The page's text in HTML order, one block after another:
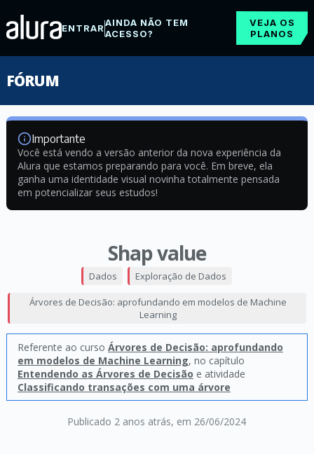
ENTRARAINDA NÃO TEM
ACESSO?
VEJA OS
PLANOS
FÓRUM
Importante
Você está vendo a versão anterior da nova experiência da
Alura que estamos preparando para você. Em breve, ela
ganha uma identidade visual novinha totalmente pensada
em potencializar seus estudos!
Shap value
Publicado 2 anos atrás, em 26/06/2024
Dados Exploração de Dados
Árvores de Decisão: aprofundando em modelos de Machine
Learning
Referente ao curso Árvores de Decisão: aprofundando
em modelos de Machine Learning, no capítulo
Entendendo as Árvores de Decisão e atividade
Classificando transações com uma árvore